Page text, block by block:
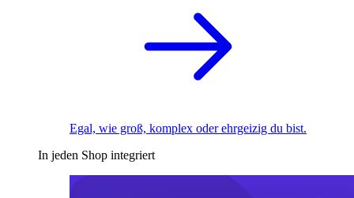
Egal, wie groß, komplex oder ehrgeizig du bist.
In jeden Shop integriert